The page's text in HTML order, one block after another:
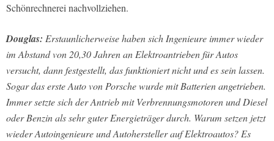
Schönrechnerei nachvollziehen.
Douglas: Erstaunlicherweise haben sich Ingenieure immer wieder
im Abstand von 20,30 Jahren an Elektroantrieben für Autos
versucht, dann festgestellt, das funktioniert nicht und es sein lassen.
Sogar das erste Auto von Porsche wurde mit Batterien angetrieben.
Immer setzte sich der Antrieb mit Verbrennungsmotoren und Diesel
oder Benzin als sehr guter Energieträger durch. Warum setzen jetzt
wieder Autoingenieure und Autohersteller auf Elektroautos? Es